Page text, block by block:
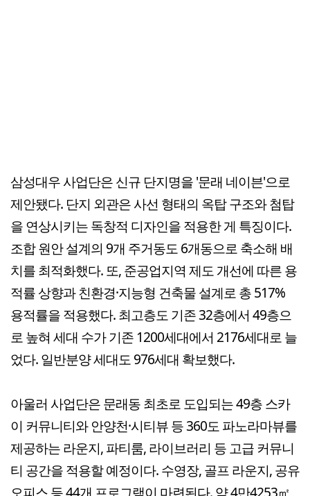
삼성대우 사업단은 신규 단지명을 '문래 네이븐'으로
제안됐다. 단지 외관은 사선 형태의 옥탑 구조와 첨탑
을 연상시키는 독창적 디자인을 적용한 게 특징이다.
조합 원안 설계의 9개 주거동도 6개동으로 축소해 배
치를 최적화했다. 또, 준공업지역 제도 개선에 따른 용
적률 상향과 친환경·지능형 건축물 설계로 총 517%
용적률을 적용했다. 최고층도 기존 32층에서 49층으
로 높혀 세대 수가 기존 1200세대에서 2176세대로 늘
었다. 일반분양 세대도 976세대 확보했다.
아울러 사업단은 문래동 최초로 도입되는 49층 스카
이 커뮤니티와 안양천·시티뷰 등 360도 파노라마뷰를
제공하는 라운지, 파티룸, 라이브러리 등 고급 커뮤니
티 공간을 적용할 예정이다. 수영장, 골프 라운지, 공유